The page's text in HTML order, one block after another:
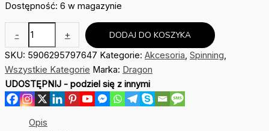
Dostępność: 6 w magazynie
-
Jigowa
Dragon
Speed
10/0
+ DODAJ DO KOSZYKA
SKU: 5906295797647 Kategorie: Akcesoria, Spinning,
Wszystkie Kategorie Marka: Dragon
UDOSTĘPNIJ - podziel się z innymi
Opis